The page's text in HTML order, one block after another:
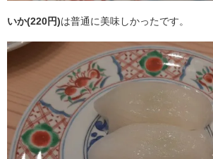
いか(220円)は普通に美味しかったです。